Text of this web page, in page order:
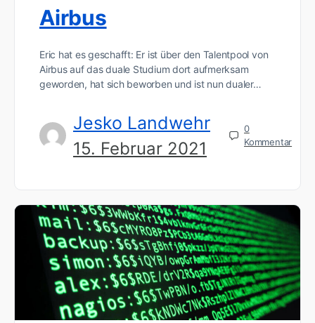
Airbus
Eric hat es geschafft: Er ist über den Talentpool von
Airbus auf das duale Studium dort aufmerksam
geworden, hat sich beworben und ist nun dualer…
Jesko Landwehr
15. Februar 2021
0
Kommentar